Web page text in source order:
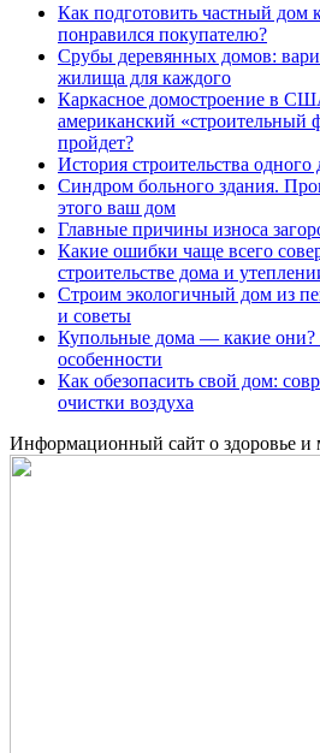
Как подготовить частный дом
понравился покупателю?
Срубы деревянных домов:
жилища для каждого
Каркасное домостроение в
американский «строительный
пройдет?
История строительства
Синдром больного здания.
этого ваш дом
Главные причины износа
Какие ошибки чаще всего
строительстве дома и
Строим экологичный дом из
и советы
Купольные дома — какие они?
особенности
Как обезопасить свой дом:
очистки воздуха
Информационный сайт о здоровье